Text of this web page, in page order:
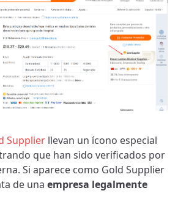
Supplier llevan un ícono especial
que han sido verificados por
Si aparece como Gold Supplier
de una empresa legalmente